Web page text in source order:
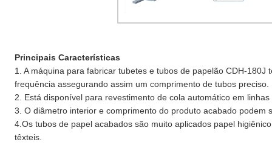
Principais Características
1. A máquina para fabricar tubetes e tubos de papelão CDH-180J
frequência assegurando assim um comprimento de tubos preciso.
2. Está disponível para revestimento de cola automático em linhas
3. O diâmetro interior e comprimento do produto acabado podem
4.Os tubos de papel acabados são muito aplicados papel
têxteis.